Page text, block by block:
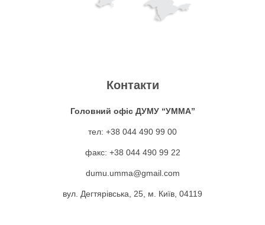
Контакти
Головний офіс ДУМУ “УММА”
тел: +38 044 490 99 00
факс: +38 044 490 99 22
dumu.umma@gmail.com
вул. Дегтярівська, 25, м. Київ, 04119